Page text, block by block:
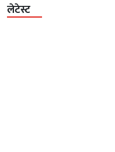
लेटेस्ट